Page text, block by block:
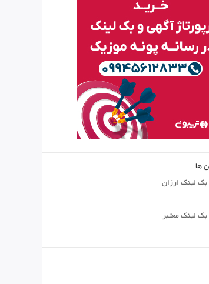
ها
بک لینک ارزان
لینک معتبر